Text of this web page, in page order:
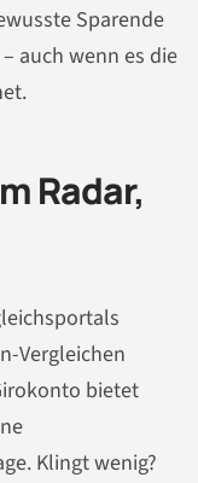
Sparende
auch wenn es die
Radar,
Vergleichen
bietet
Klingt wenig?